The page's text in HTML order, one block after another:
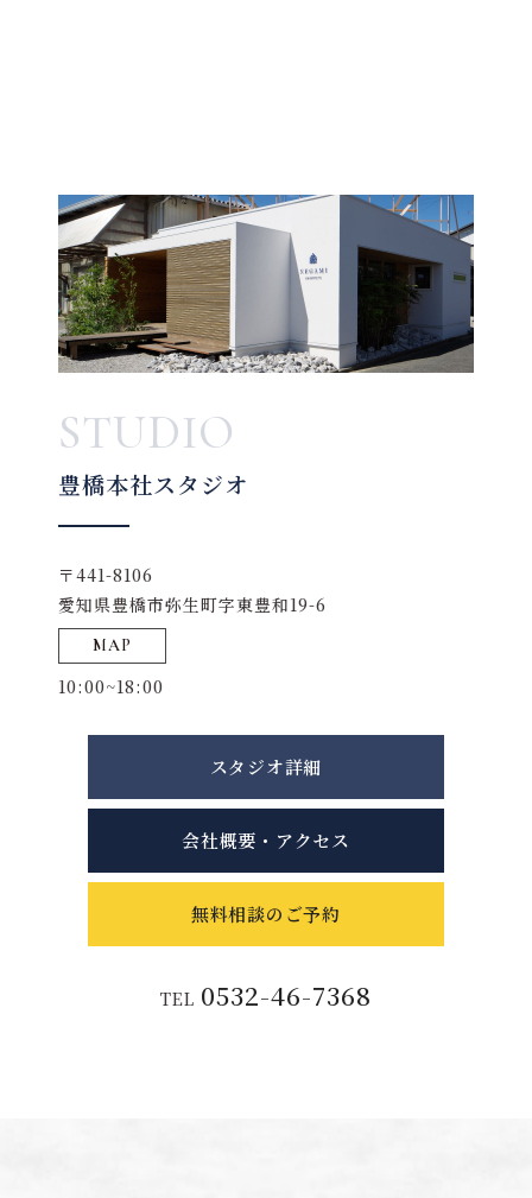
STUDIO
豊橋本社スタジオ
〒441-8106
愛知県豊橋市弥生町字東豊和19-6
MAP
10:00~18:00
スタジオ詳細
会社概要・アクセス
無料相談のご予約
TEL 0532-46-7368